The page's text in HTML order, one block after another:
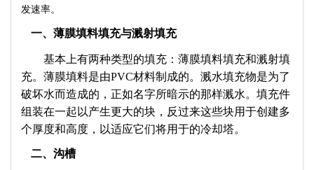
发速率。
一、薄膜填料填充与溅射填充
基本上有两种类型的填充：薄膜填料填充和溅射填
充。薄膜填料是由PVC材料制成的。溅水填充物是为了
破坏水而造成的，正如名字所暗示的那样溅水。填充件
组装在一起以产生更大的块，反过来这些块用于创建多
个厚度和高度，以适应它们将用于的冷却塔。
二、沟槽